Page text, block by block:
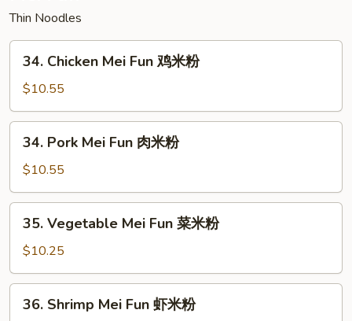
面
Thin Noodles
Chicken
Mei
Fun
鸡
34. Chicken Mei Fun 鸡米粉
$10.55
Pork
Mei
Fun
肉
34. Pork Mei Fun 肉米粉
$10.55
Vegetable
Mei
Fun
菜
35. Vegetable Mei Fun 菜米粉
$10.25
Shrimp
36. Shrimp Mei Fun 虾米粉